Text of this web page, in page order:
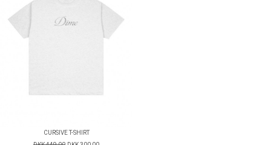
CURSIVE T-SHIRT